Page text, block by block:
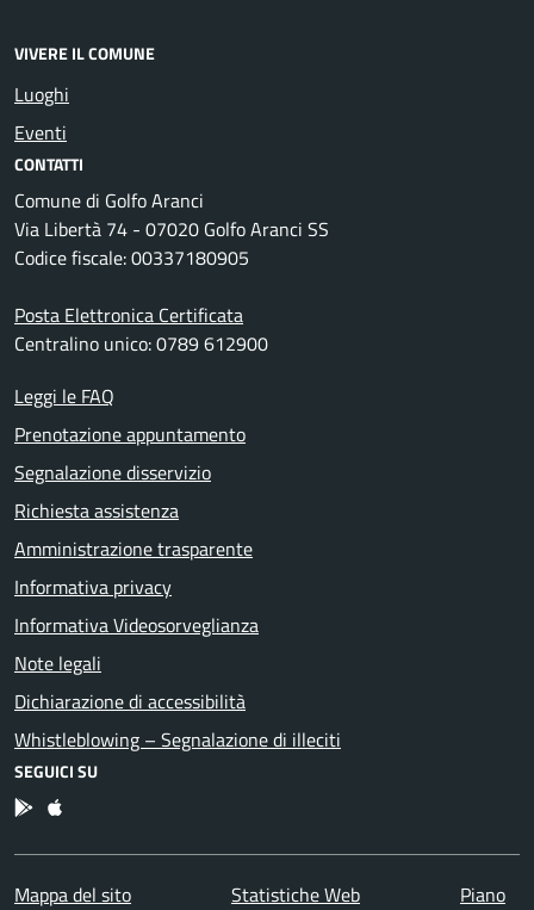
VIVERE IL COMUNE
Luoghi
Eventi
CONTATTI
Comune di Golfo Aranci
Via Libertà 74 - 07020 Golfo Aranci SS
Codice fiscale: 00337180905
Posta Elettronica Certificata
Centralino unico: 0789 612900
Leggi le FAQ
Prenotazione appuntamento
Segnalazione disservizio
Richiesta assistenza
Amministrazione trasparente
Informativa privacy
Informativa Videosorveglianza
Note legali
Dichiarazione di accessibilità
Whistleblowing – Segnalazione di illeciti
SEGUICI SU
App Android
App IOS
Mappa del sito Statistiche Web
Piano